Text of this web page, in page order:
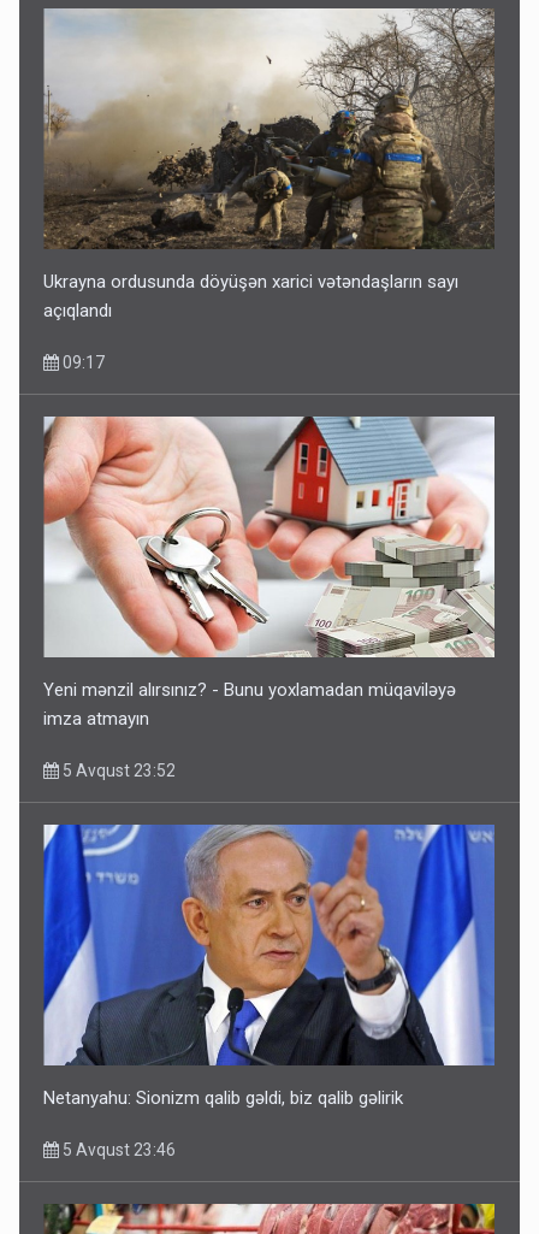
Ukrayna ordusunda döyüşən xarici vətəndaşların sayı
açıqlandı
09:17
Yeni mənzil alırsınız? - Bunu yoxlamadan müqaviləyə
imza atmayın
5 Avqust 23:52
Netanyahu: Sionizm qalib gəldi, biz qalib gəlirik
5 Avqust 23:46